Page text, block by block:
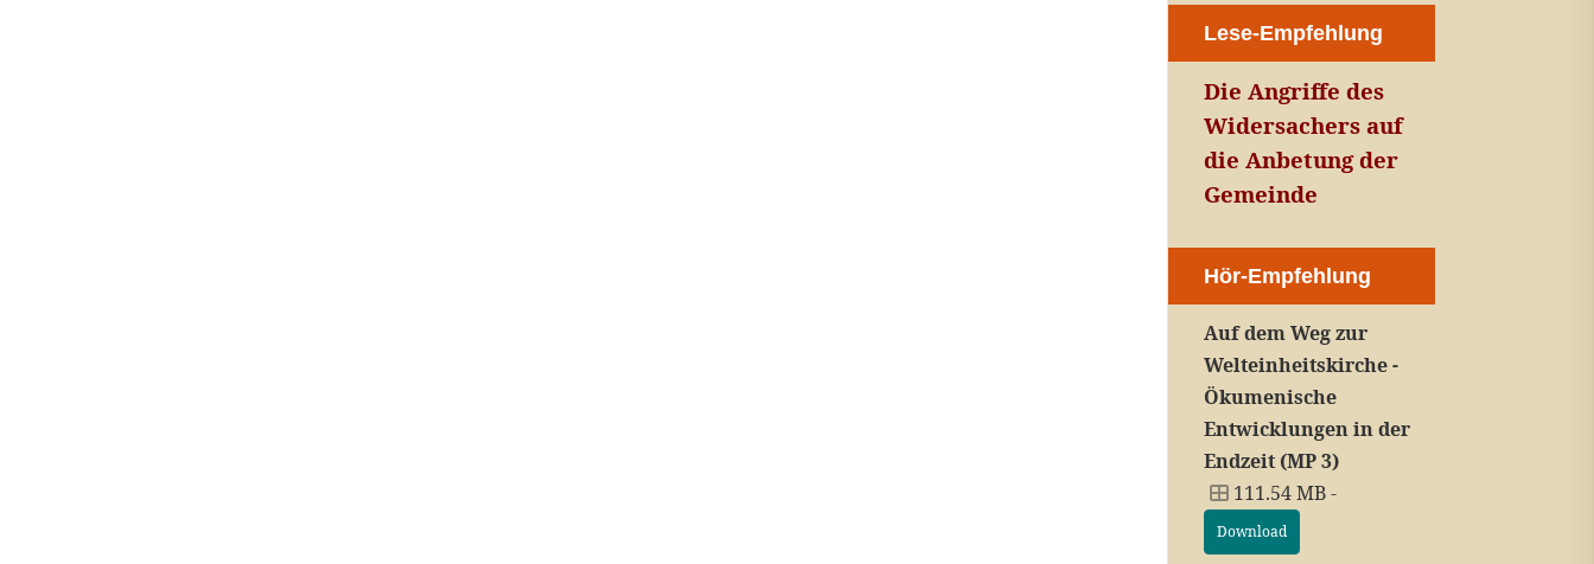
Lese-Empfehlung
Die Angriffe des
Widersachers auf
die Anbetung der
Gemeinde
Hör-Empfehlung
Auf dem Weg zur
Welteinheitskirche -
Ökumenische
Entwicklungen in der
Endzeit (MP 3)
111.54 MB -
Download